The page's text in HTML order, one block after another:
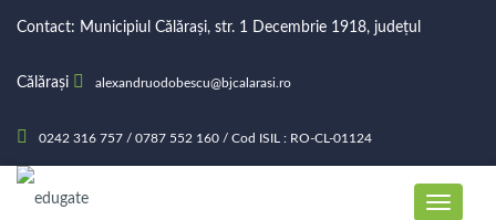
Contact: Municipiul Călărași, str. 1 Decembrie 1918, județul
Călărași alexandruodobescu@bjcalarasi.ro
0242 316 757 / 0787 552 160 / Cod ISIL : RO-CL-01124